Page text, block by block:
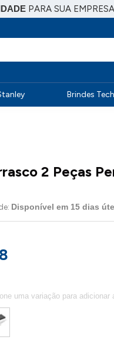
PARA SUA EMPRESA
Brindes Tech
2 Peças
Disponível em 15 dias